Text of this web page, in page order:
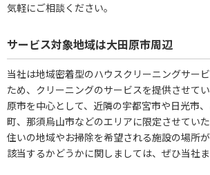
気軽にご相談ください。
サービス対象地域は大田原市周辺
当社は地域密着型のハウスクリーニングサー
ため、クリーニングのサービスを提供させて
原市を中心として、近隣の宇都宮市や日光市
町、那須烏山市などのエリアに限定させてい
住いの地域やお掃除を希望される施設の場所
該当するかどうかに関しましては、ぜひ当社